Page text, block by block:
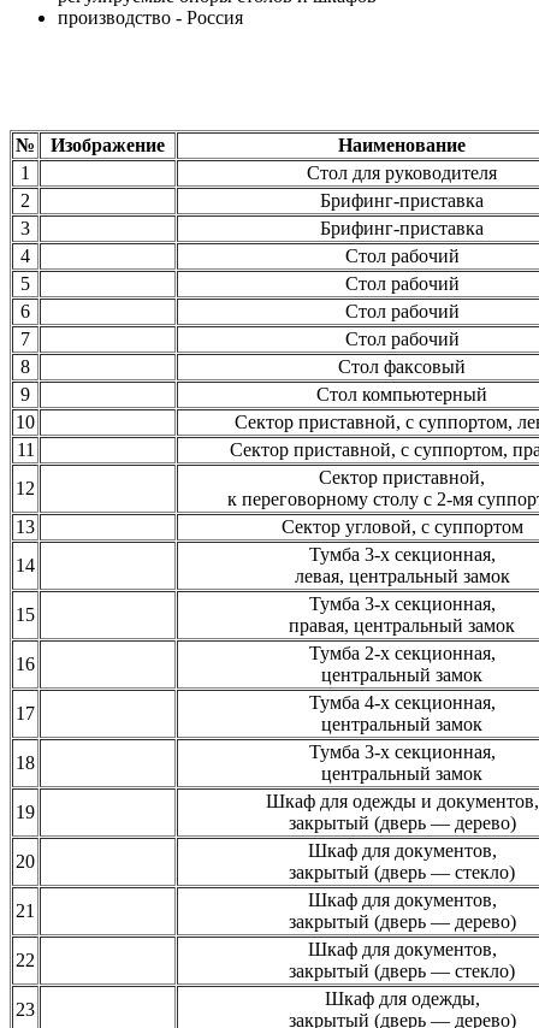
производство - Россия
№ Изображение
Наименование
1
Стол для руководителя
2
Брифинг-приставка
3
Брифинг-приставка
4
Стол рабочий
5
Стол рабочий
6
Стол рабочий
7
Стол рабочий
8
Стол факсовый
9
Стол компьютерный
10
Сектор приставной, с суппортом,
11
Сектор приставной, с суппортом,
12
Сектор приставной,
к переговорному столу с 2-мя
13
Сектор угловой, с суппортом
14
Тумба 3-х секционная,
левая, центральный замок
15
Тумба 3-х секционная,
правая, центральный замок
16
Тумба 2-х секционная,
центральный замок
17
Тумба 4-х секционная,
центральный замок
18
Тумба 3-х секционная,
центральный замок
19
Шкаф для одежды и документов,
закрытый (дверь — дерево)
20
Шкаф для документов,
закрытый (дверь — стекло)
21
Шкаф для документов,
закрытый (дверь — дерево)
22
Шкаф для документов,
закрытый (дверь — стекло)
23
Шкаф для одежды,
закрытый (дверь — дерево)